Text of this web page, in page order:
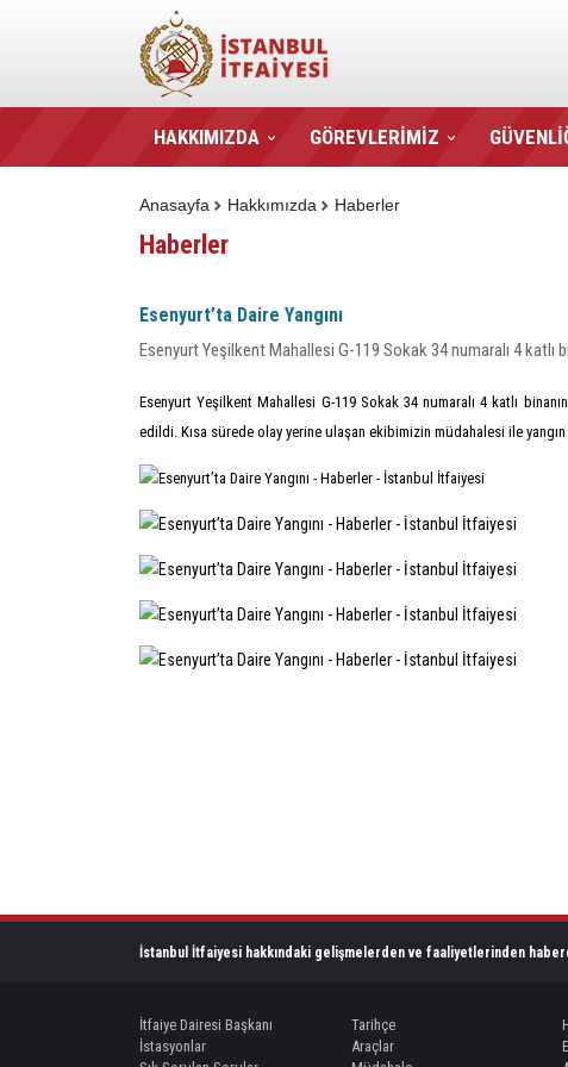
HAKKIMIZDA GÖREVLERİMİZ
Haberler
Hakkımızda
Anasayfa
Haberler
Esenyurt’ta Daire Yangını
Esenyurt Yeşilkent Mahallesi G-119 Sokak 34 numaralı 4 katlı
Esenyurt Yeşilkent Mahallesi G-119 Sokak 34 numaralı 4 katlı
edildi. Kısa sürede olay yerine ulaşan ekibimizin müdahalesi ile
İstanbul İtfaiyesi hakkındaki gelişmelerden ve faaliyetlerinden
İtfaiye Dairesi Başkanı Tarihçe
İstasyonlar
Araçlar